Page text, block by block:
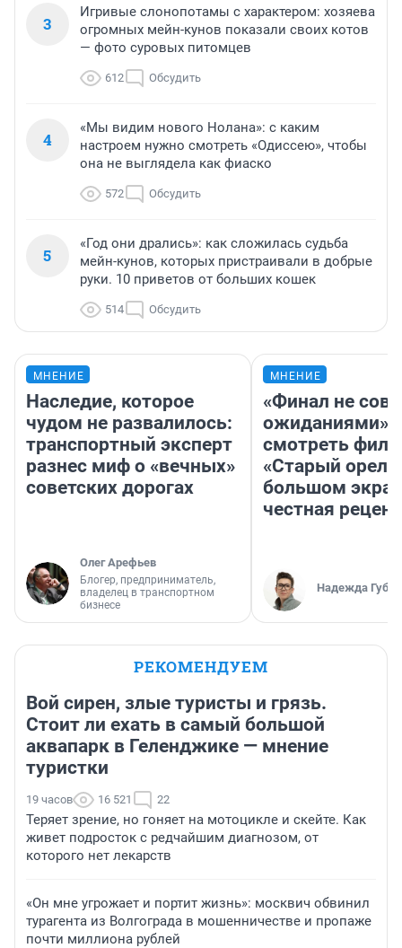
3
Игривые слонопотамы с характером: хозяева
огромных мейн-кунов показали своих котов
— фото суровых питомцев
612 Обсудить
4
«Мы видим нового Нолана»: с каким
настроем нужно смотреть «Одиссею», чтобы
она не выглядела как фиаско
572 Обсудить
5
«Год они дрались»: как сложилась судьба
мейн-кунов, которых пристраивали в добрые
руки. 10 приветов от больших кошек
514 Обсудить
МНЕНИЕ
Наследие, которое
чудом не развалилось:
транспортный эксперт
разнес миф о «вечных»
советских дорогах
Олег Арефьев
Блогер, предприниматель,
владелец в транспортном
бизнесе
МНЕНИЕ
«Финал не
ожиданиями»:
смотреть
«Старый орел»
большом
честная
Надежда
РЕКОМЕНДУЕМ
Вой сирен, злые туристы и грязь.
Стоит ли ехать в самый большой
аквапарк в Геленджике — мнение
туристки
19 часов 16 521 22
Теряет зрение, но гоняет на мотоцикле и скейте. Как
живет подросток с редчайшим диагнозом, от
которого нет лекарств
«Он мне угрожает и портит жизнь»: москвич обвинил
турагента из Волгограда в мошенничестве и пропаже
почти миллиона рублей